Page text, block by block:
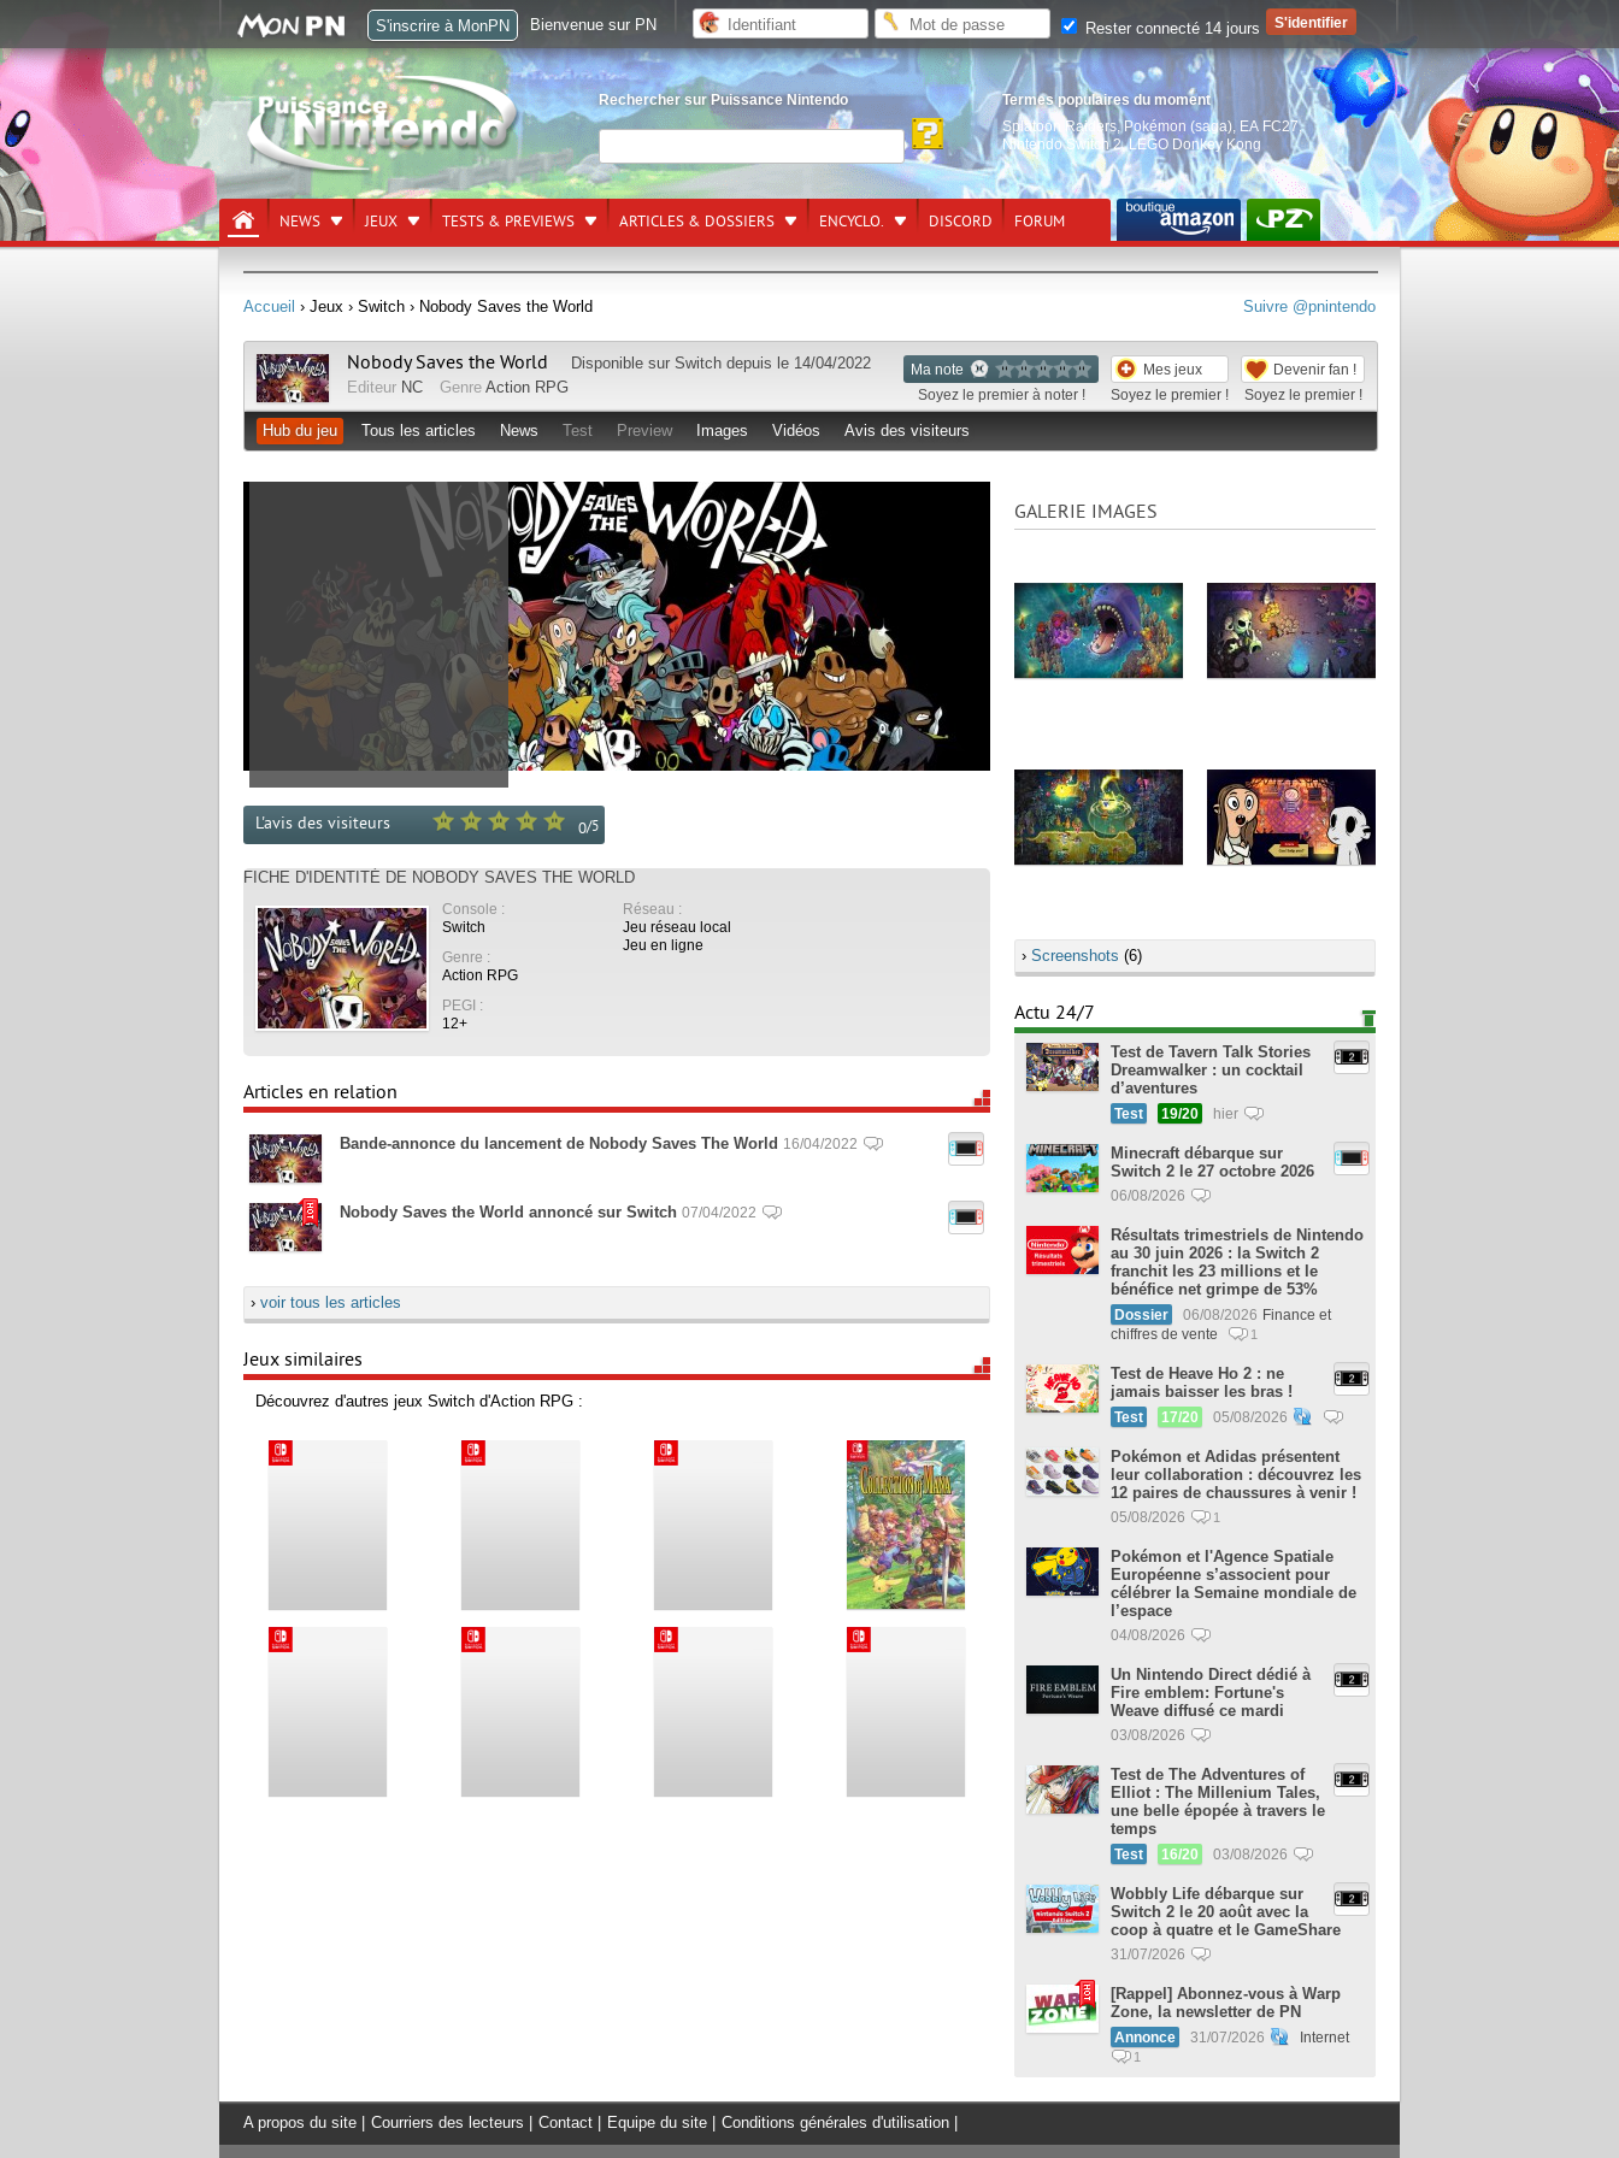
Rechercher sur Puissance Nintendo
Termes populaires du moment
Splatoon Raiders, Pokémon (saga) EA FC27,
Nintendo Switch 2,LEGO Donkey Kong
NEWS JEUX TESTS & PREVIEWS ARTICLES & DOSSIERS ENCYCLO. DISCORD FORUM
Suivre @pnintendo
Accueil › Jeux › Switch › Nobody Saves the World
Ma note
Soyez le premier à noter !
Mes jeux
Soyez le premier !
Devenir fan !
Soyez le premier !
Nobody Saves the World Disponible sur Switch depuis le 14/04/2022
Editeur NC Genre Action RPG
Hub du jeu Tous les articles News Test Preview Images Vidéos Avis des visiteurs
0/5
L'avis des visiteurs
FICHE D'IDENTITÉ DE NOBODY SAVES THE WORLD
Console :
Switch
Genre :
Action RPG
PEGI :
12+
Réseau :
Jeu réseau local
Jeu en ligne
Articles en relation
Bande-annonce du lancement de Nobody Saves The World 16/04/2022
Nobody Saves the World annoncé sur Switch 07/04/2022
› voir tous les articles
Jeux similaires
Découvrez d'autres jeux Switch d'Action RPG :
GALERIE IMAGES
› Screenshots (6)
Actu 24/7
Test de Tavern Talk Stories
Dreamwalker : un cocktail
d’aventures
Test 19/20 hier
Minecraft débarque sur
Switch 2 le 27 octobre 2026
06/08/2026
Résultats trimestriels de Nintendo
au 30 juin 2026 : la Switch 2
franchit les 23 millions et le
bénéfice net grimpe de 53%
Dossier 06/08/2026 Finance et
chiffres de vente
1
Test de Heave Ho 2 : ne
jamais baisser les bras !
Test 17/20 05/08/2026
Pokémon et Adidas présentent
leur collaboration : découvrez les
12 paires de chaussures à venir !
05/08/2026 1
Pokémon et l'Agence Spatiale
Européenne s’associent pour
célébrer la Semaine mondiale de
l’espace
04/08/2026
Un Nintendo Direct dédié à
Fire emblem: Fortune's
Weave diffusé ce mardi
03/08/2026
Test de The Adventures of
Elliot : The Millenium Tales,
une belle épopée à travers le
temps
Test 16/20 03/08/2026
Wobbly Life débarque sur
Switch 2 le 20 août avec la
coop à quatre et le GameShare
31/07/2026
[Rappel] Abonnez-vous à Warp
Zone, la newsletter de PN
Annonce 31/07/2026 Internet
1
A propos du site Courriers des lecteurs Contact Equipe du site Conditions générales d'utilisation
S'inscrire à MonPN Bienvenue sur PN Rester connecté 14 jours